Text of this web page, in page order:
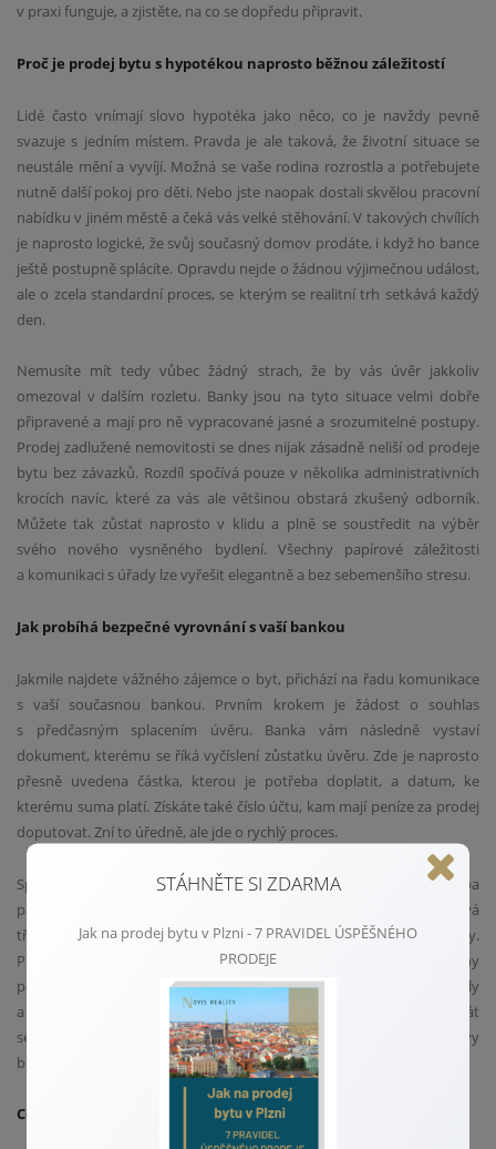
v praxi funguje, a zjistěte, na co se dopředu připravit.
Proč je prodej bytu s hypotékou naprosto běžnou záležitostí
Lidé často vnímají slovo hypotéka jako něco, co je navždy pevně
svazuje s jedním místem. Pravda je ale taková, že životní situace se
neustále mění a vyvíjí. Možná se vaše rodina rozrostla a potřebujete
nutně další pokoj pro děti. Nebo jste naopak dostali skvělou pracovní
nabídku v jiném městě a čeká vás velké stěhování. V takových chvílích
je naprosto logické, že svůj současný domov prodáte, i když ho bance
ještě postupně splácíte. Opravdu nejde o žádnou výjimečnou událost,
ale o zcela standardní proces, se kterým se realitní trh setkává každý
den.
Nemusíte mít tedy vůbec žádný strach, že by vás úvěr jakkoliv
omezoval v dalším rozletu. Banky jsou na tyto situace velmi dobře
připravené a mají pro ně vypracované jasné a srozumitelné postupy.
Prodej zadlužené nemovitosti se dnes nijak zásadně neliší od prodeje
bytu bez závazků. Rozdíl spočívá pouze v několika administrativních
krocích navíc, které za vás ale většinou obstará zkušený odborník.
Můžete tak zůstat naprosto v klidu a plně se soustředit na výběr
svého nového vysněného bydlení. Všechny papírové záležitosti
a komunikaci s úřady lze vyřešit elegantně a bez sebemenšího stresu.
Jak probíhá bezpečné vyrovnání s vaší bankou
Jakmile najdete vážného zájemce o byt, přichází na řadu komunikace
s vaší současnou bankou. Prvním krokem je žádost o souhlas
s předčasným splacením úvěru. Banka vám následně vystaví
dokument, kterému se říká vyčíslení zůstatku úvěru. Zde je naprosto
přesně uvedena částka, kterou je potřeba doplatit, a datum, ke
kterému suma platí. Získáte také číslo účtu, kam mají peníze za prodej
doputovat. Zní to úředně, ale jde o rychlý proces.
Správné načasování hraje v této fázi klíčovou roli, ale není třeba
panikařit. Vyčíslení má vždy svou omezenou platnost, obvykle to bývá
třicet dní. Proto je nutné vše dobře sladit s podpisem kupní smlouvy.
Přesně v tento moment oceníte pomoc profesionála, který na termíny
pečlivě dohlédne. Zajistí, aby na sebe kroky plynule navazovaly
a nevznikly žádné prodlevy. Vy se tak nemusíte starat o kalendář a bát
se, že důležitý termín propásnete. Vše poběží jako po drátkách a vy
budete mít neustále dokonalý přehled.
Co se děje při převodu peněz a smazání zástavy
STÁHNĚTE SI ZDARMA
Jak na prodej bytu v Plzni - 7 PRAVIDEL ÚSPĚŠNÉHO
PRODEJE